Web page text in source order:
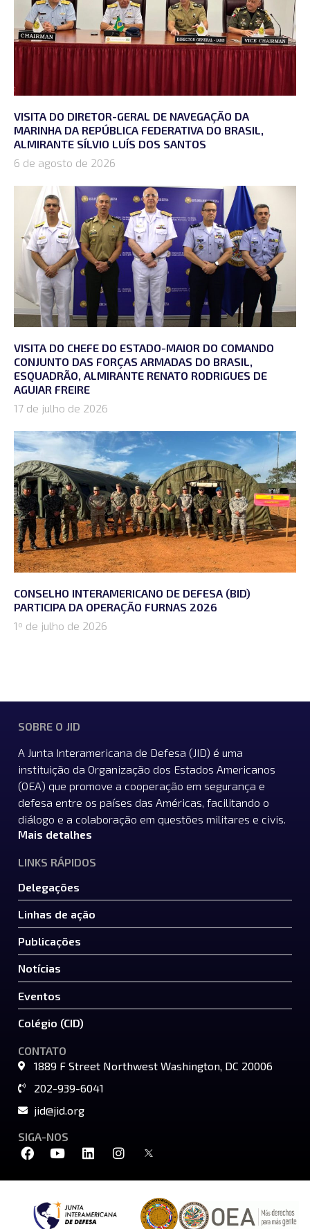
VISITA DO DIRETOR-GERAL DE NAVEGAÇÃO DA
MARINHA DA REPÚBLICA FEDERATIVA DO BRASIL,
ALMIRANTE SÍLVIO LUÍS DOS SANTOS
6 de agosto de 2026
VISITA DO CHEFE DO ESTADO-MAIOR DO COMANDO
CONJUNTO DAS FORÇAS ARMADAS DO BRASIL,
ESQUADRÃO, ALMIRANTE RENATO RODRIGUES DE
AGUIAR FREIRE
17 de julho de 2026
CONSELHO INTERAMERICANO DE DEFESA (BID)
PARTICIPA DA OPERAÇÃO FURNAS 2026
1º de julho de 2026
SOBRE O JID
A Junta Interamericana de Defesa (JID) é uma
instituição da Organização dos Estados Americanos
(OEA) que promove a cooperação em segurança e
defesa entre os países das Américas, facilitando o
diálogo e a colaboração em questões militares e civis.
Mais detalhes
LINKS RÁPIDOS
Delegações
Linhas de ação
Publicações
Notícias
Eventos
Colégio (CID)
CONTATO
1889 F Street Northwest Washington, DC 20006
202-939-6041
jid@jid.org
SIGA-NOS